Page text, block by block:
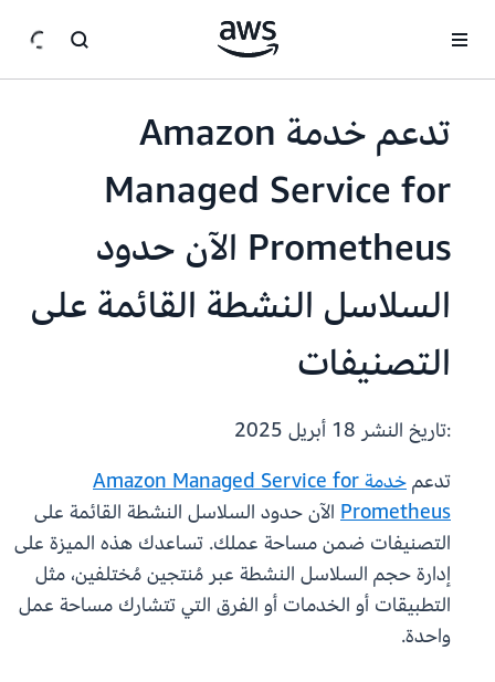
تدعم خدمة Amazon
Managed Service for
Prometheus الآن حدود
السلاسل النشطة القائمة على
التصنيفات
:تاريخ النشر
تدعم
خدمة Amazon Managed Service for
Prometheus الآن حدود السلاسل النشطة القائمة على
التصنيفات ضمن مساحة عملك. تساعدك هذه الميزة على
إدارة حجم السلاسل النشطة عبر مُنتجين مُختلفين، مثل
التطبيقات أو الخدمات أو الفرق التي تتشارك مساحة عمل
واحدة.